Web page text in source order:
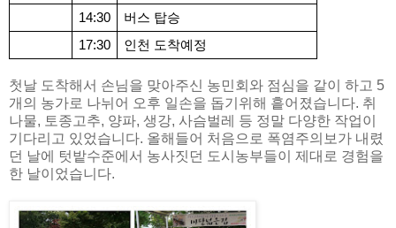
14:30
버스 탑승
17:30
인천 도착예정
첫날 도착해서 손님을 맞아주신 농민회와 점심을 같이 하고 5
개의 농가로 나뉘어 오후 일손을 돕기위해 흩어졌습니다. 취
나물, 토종고추, 양파, 생강, 사슴벌레 등 정말 다양한 작업이
기다리고 있었습니다. 올해들어 처음으로 폭염주의보가 내렸
던 날에 텃밭수준에서 농사짓던 도시농부들이 제대로 경험을
한 날이었습니다.